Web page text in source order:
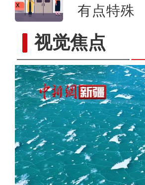
有点特殊
视觉焦点
新疆：企业